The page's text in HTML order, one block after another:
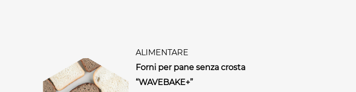
ALIMENTARE
Forni per pane senza crosta
“WAVEBAKE+”